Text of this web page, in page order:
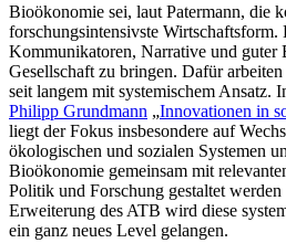
Bioökonomie sei, laut Patermann, die
forschungsintensivste Wirtschaftsform.
Kommunikatoren, Narrative und guter
Gesellschaft zu bringen. Dafür
seit langem mit systemischem Ansatz.
Philipp Grundmann „Innovationen in
liegt der Fokus insbesondere auf
ökologischen und sozialen Systemen
Bioökonomie gemeinsam mit
Politik und Forschung gestaltet
Erweiterung des ATB wird diese
ein ganz neues Level gelangen.